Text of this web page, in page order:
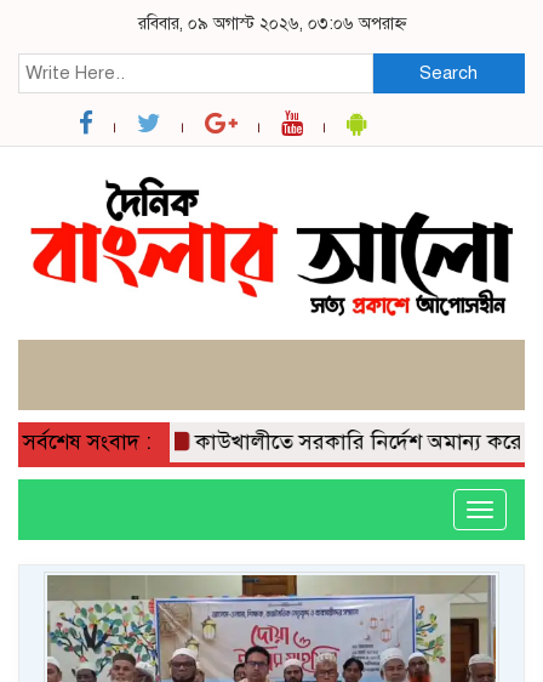
রবিবার, ০৯ অগাস্ট ২০২৬, ০৩:০৬ অপরাহ্ন
Search
সর্বশেষ সংবাদ : কাউখালীতে সরকারি নির্দেশ অমান্য করে
Toggle